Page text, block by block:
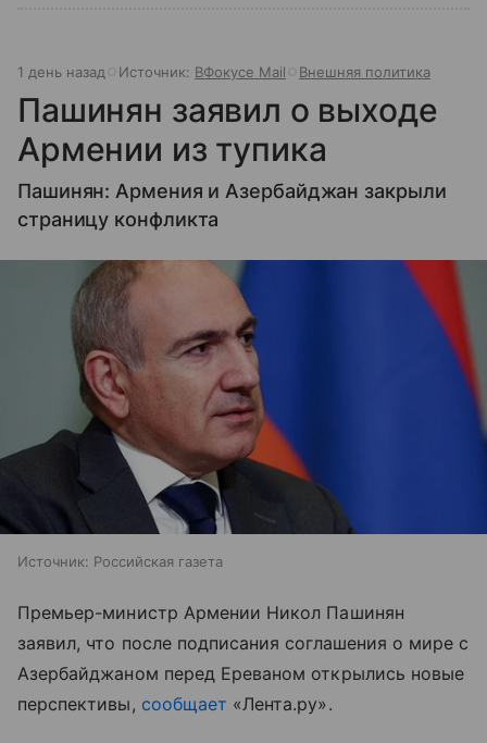
1 день назад Источник: ВФокусе Mail Внешняя политика
Пашинян заявил о выходе
Армении из тупика
Пашинян: Армения и Азербайджан закрыли
страницу конфликта
Источник: Российская газета
Премьер-министр Армении Никол Пашинян
заявил, что после подписания соглашения о мире с
Азербайджаном перед Ереваном открылись новые
перспективы, сообщает «Лента.ру».